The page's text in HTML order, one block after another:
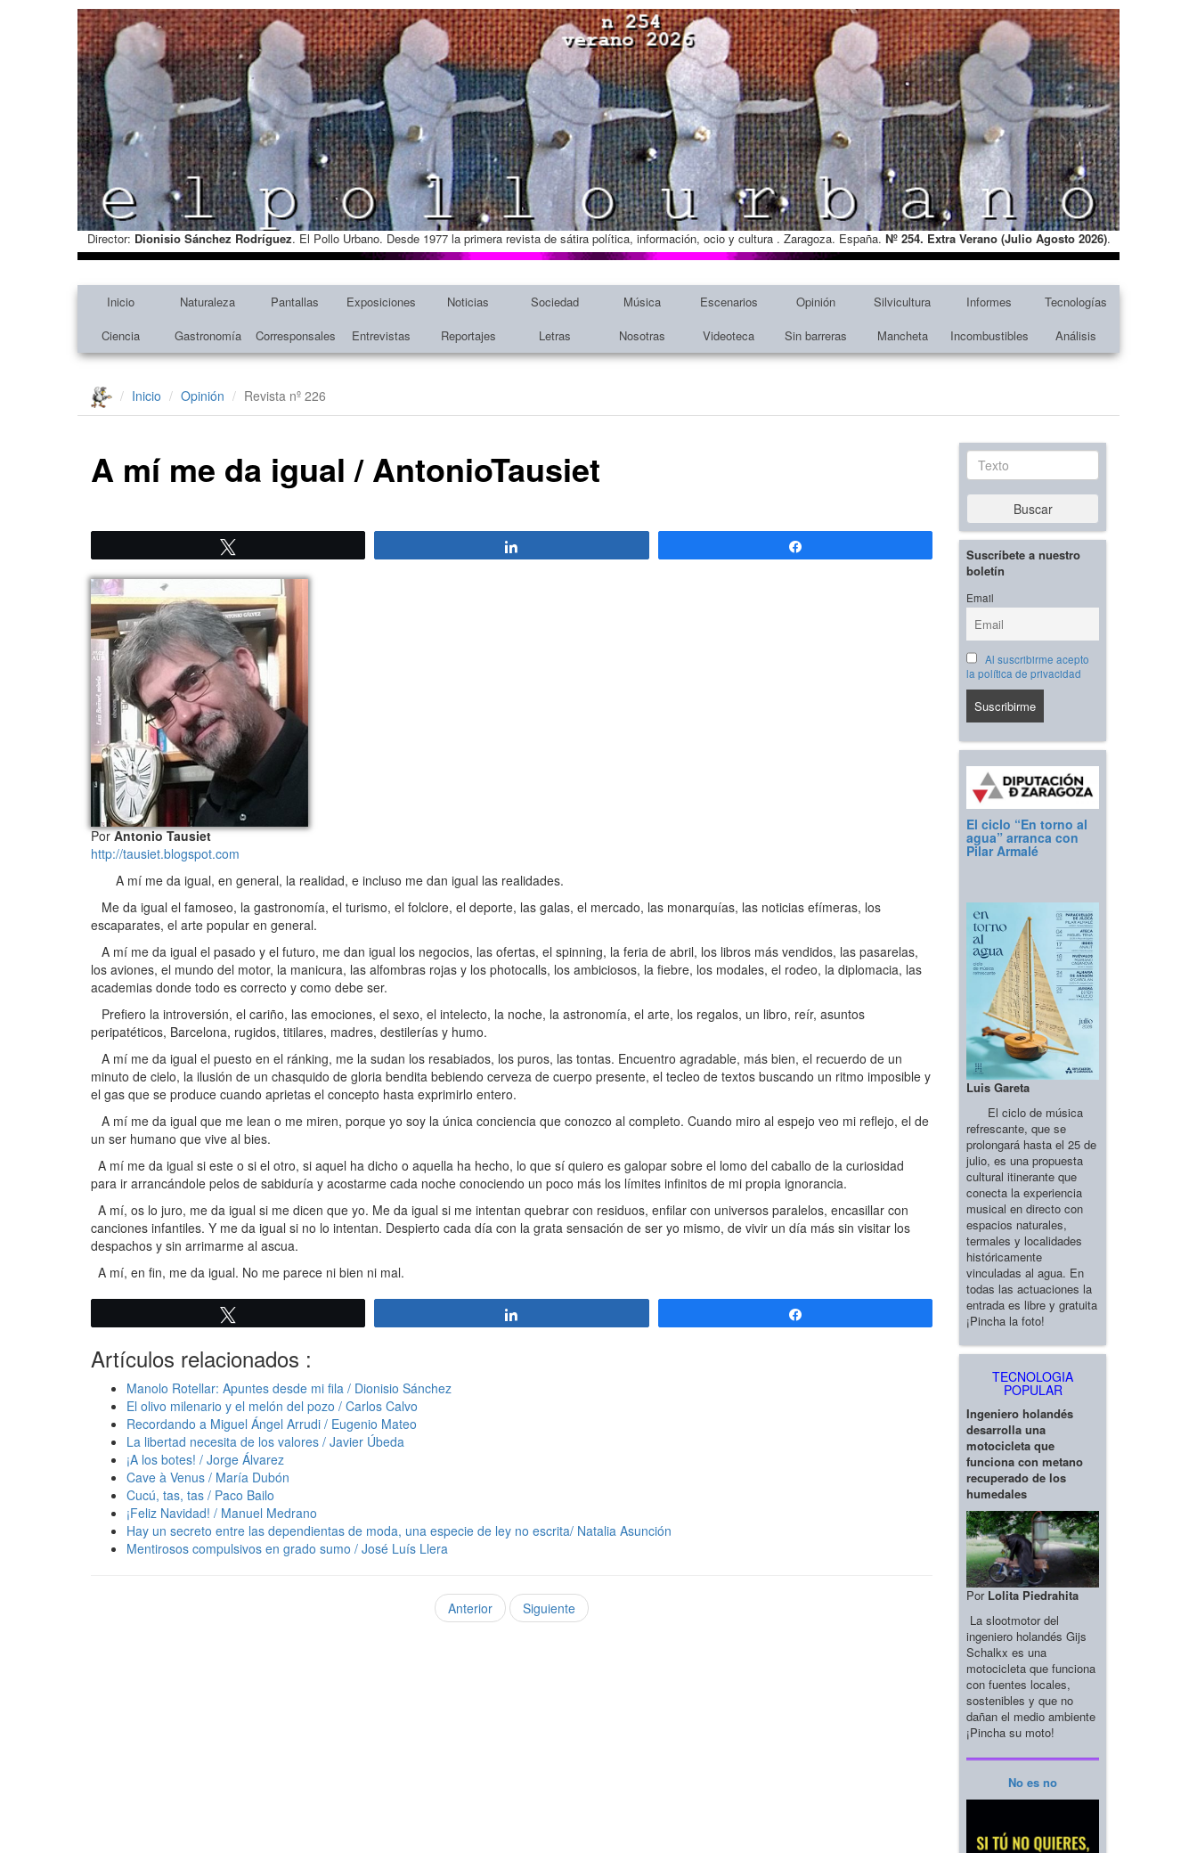
Director: Dionisio Sánchez Rodríguez. El Pollo Urbano. Desde 1977 la primera revista de sátira política, información, ocio y cultura . Zaragoza. España. Nº 254. Extra Verano (Julio Agosto 2026).
Inicio Naturaleza Pantallas Exposiciones Noticias Sociedad Música Escenarios Opinión Silvicultura Informes
Tecnologías
Ciencia
Gastronomía Corresponsales Entrevistas Reportajes Letras Nosotras Videoteca Sin barreras Mancheta Incombustibles Análisis
Inicio Opinión Revista nº 226
A mí me da igual / AntonioTausiet
PorAntonio Tausiet
http://tausiet.blogspot.com
A mí me da igual, en general, la realidad, e incluso me dan igual las realidades.
Me da igual el famoseo, la gastronomía, el turismo, el folclore, el deporte, las galas, el mercado, las monarquías, las noticias efímeras, los
escaparates, el arte popular en general.
A mí me da igual el pasado y el futuro, me dan igual los negocios, las ofertas, el spinning, la feria de abril, los libros más vendidos, las pasarelas,
los aviones, el mundo del motor, la manicura, las alfombras rojas y los photocalls, los ambiciosos, la fiebre, los modales, el rodeo, la diplomacia, las
academias donde todo es correcto y como debe ser.
Prefiero la introversión, el cariño, las emociones, el sexo, el intelecto, la noche, la astronomía, el arte, los regalos, un libro, reír, asuntos
peripatéticos, Barcelona, rugidos, titilares, madres, destilerías y humo.
A mí me da igual el puesto en el ránking, me la sudan los resabiados, los puros, las tontas. Encuentro agradable, más bien, el recuerdo de un
minuto de cielo, la ilusión de un chasquido de gloria bendita bebiendo cerveza de cuerpo presente, el tecleo de textos buscando un ritmo imposible y
el gas que se produce cuando aprietas el concepto hasta exprimirlo entero.
A mí me da igual que me lean o me miren, porque yo soy la única conciencia que conozco al completo. Cuando miro al espejo veo mi reflejo, el de
un ser humano que vive al bies.
A mí me da igual si este o si el otro, si aquel ha dicho o aquella ha hecho, lo que sí quiero es galopar sobre el lomo del caballo de la curiosidad
para ir arrancándole pelos de sabiduría y acostarme cada noche conociendo un poco más los límites infinitos de mi propia ignorancia.
A mí, os lo juro, me da igual si me dicen que yo. Me da igual si me intentan quebrar con residuos, enfilar con universos paralelos, encasillar con
canciones infantiles. Y me da igual si no lo intentan. Despierto cada día con la grata sensación de ser yo mismo, de vivir un día más sin visitar los
despachos y sin arrimarme al ascua.
A mí, en fin, me da igual. No me parece ni bien ni mal.
Artículos relacionados :
Manolo Rotellar: Apuntes desde mi fila / Dionisio Sánchez
El olivo milenario y el melón del pozo / Carlos Calvo
Recordando a Miguel Ángel Arrudi / Eugenio Mateo
La libertad necesita de los valores / Javier Úbeda
¡A los botes! / Jorge Álvarez
Cave à Venus / María Dubón
Cucú, tas, tas / Paco Bailo
¡Feliz Navidad! / Manuel Medrano
Hay un secreto entre las dependientas de moda, una especie de ley no escrita/ Natalia Asunción
Mentirosos compulsivos en grado sumo / José Luís Llera
Anterior Siguiente
Texto
Buscar
Suscríbete a nuestro
boletín
Email
Al suscribirme acepto
la política de privacidad
El ciclo “En torno al
agua” arranca con
Pilar Armalé
Luis Gareta
El ciclo de música
refrescante, que se
prolongará hasta el 25 de
julio, es una propuesta
cultural itinerante que
conecta la experiencia
musical en directo con
espacios naturales,
termales y localidades
históricamente
vinculadas al agua. En
todas las actuaciones la
entrada es libre y gratuita
¡Pincha la foto!
TECNOLOGIA
POPULAR
Ingeniero holandés
desarrolla una
motocicleta que
funciona con metano
recuperado de los
humedales
Por Lolita Piedrahita
La slootmotor del
ingeniero holandés Gijs
Schalkx es una
motocicleta que funciona
con fuentes locales,
sostenibles y que no
dañan el medio ambiente
¡Pincha su moto!
No es no